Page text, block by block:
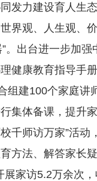
力建设育人生态
界观、人生观、
。出台进一步加
健康教育指导手
组建100个家庭
集体备课，提升
校千师访万家”活
方法、解答家长
家访5.2万余次